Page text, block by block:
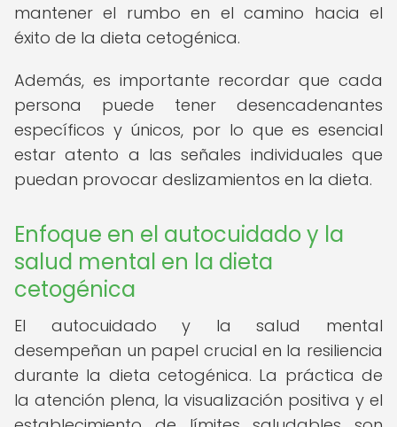
mantener el rumbo en el camino hacia el
éxito de la dieta cetogénica.
Además, es importante recordar que cada
persona puede tener desencadenantes
específicos y únicos, por lo que es esencial
estar atento a las señales individuales que
puedan provocar deslizamientos en la dieta.
Enfoque en el autocuidado y la
salud mental en la dieta
cetogénica
El autocuidado y la salud mental
desempeñan un papel crucial en la resiliencia
durante la dieta cetogénica. La práctica de
la atención plena, la visualización positiva y el